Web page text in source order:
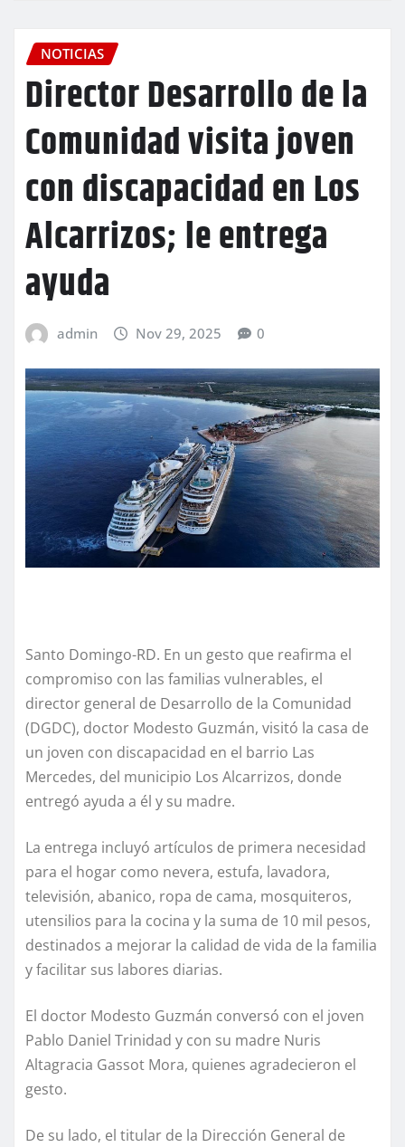
NOTICIAS
Director Desarrollo de la
Comunidad visita joven
con discapacidad en Los
Alcarrizos; le entrega
ayuda
admin Nov 29, 2025 0
Santo Domingo-RD. En un gesto que reafirma el
compromiso con las familias vulnerables, el
director general de Desarrollo de la Comunidad
(DGDC), doctor Modesto Guzmán, visitó la casa de
un joven con discapacidad en el barrio Las
Mercedes, del municipio Los Alcarrizos, donde
entregó ayuda a él y su madre.
La entrega incluyó artículos de primera necesidad
para el hogar como nevera, estufa, lavadora,
televisión, abanico, ropa de cama, mosquiteros,
utensilios para la cocina y la suma de 10 mil pesos,
destinados a mejorar la calidad de vida de la familia
y facilitar sus labores diarias.
El doctor Modesto Guzmán conversó con el joven
Pablo Daniel Trinidad y con su madre Nuris
Altagracia Gassot Mora, quienes agradecieron el
gesto.
De su lado, el titular de la Dirección General de